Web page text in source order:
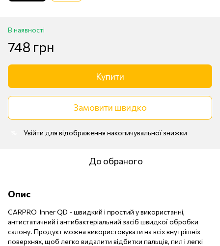
В наявності
748 грн
Купити
Замовити швидко
Увійти для відображення накопичувальної знижки
До обраного
Опис
CARPRO Inner QD - швидкий і простий у використанні,
антистатичний і антибактеріальний засіб швидкої обробки
салону. Продукт можна використовувати на всіх внутрішніх
поверхнях, щоб легко видалити відбитки пальців, пил і легкі